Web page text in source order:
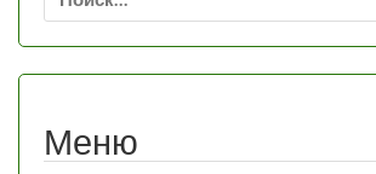
Меню